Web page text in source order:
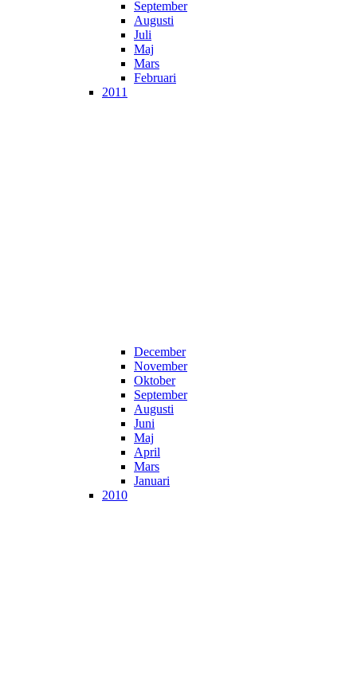
September
Augusti
Juli
Maj
Mars
Februari
2011
December
November
Oktober
September
Augusti
Juni
Maj
April
Mars
Januari
2010